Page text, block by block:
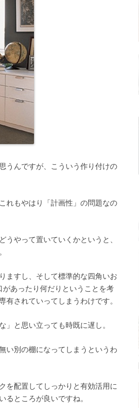
うんですが、こういう作り付けの
れもやはり「計画性」の問題なの
やって置いていくかというと、
ますし、そして標準的な四角いお
あったり何だりということを考
有されていってしまうわけです。
」と思い立っても時既に遅し。
い別の棚になってしまうというわ
を配置してしっかりと有効活用に
るところが良いですね。